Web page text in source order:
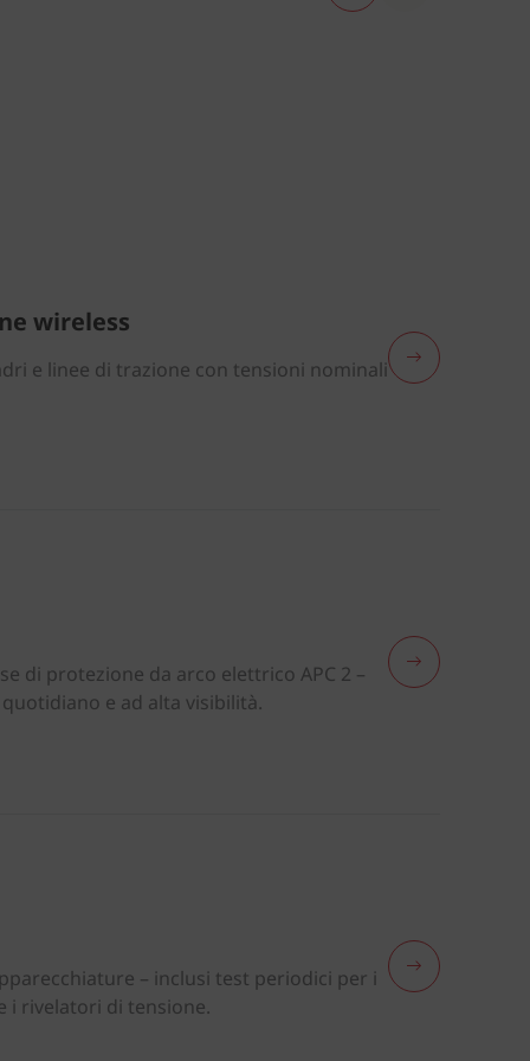
wireless
e linee di trazione con tensioni nominali
di protezione da arco elettrico APC 2 –
e ad alta visibilità.
– inclusi test periodici per i
i rivelatori di tensione.